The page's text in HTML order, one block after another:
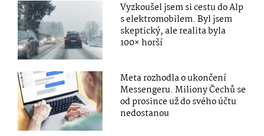
Vyzkoušel jsem si cestu do Alp
s elektromobilem. Byl jsem
skeptický, ale realita byla
100× horší
Meta rozhodla o ukončení
Messengeru. Miliony Čechů se
od prosince už do svého účtu
nedostanou